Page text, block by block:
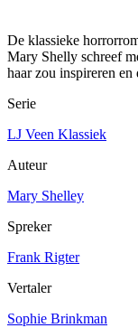
De klassieke
Mary Shelly schreef
haar zou inspireren en
Serie
LJ Veen Klassiek
Auteur
Mary Shelley
Spreker
Frank Rigter
Vertaler
Sophie Brinkman